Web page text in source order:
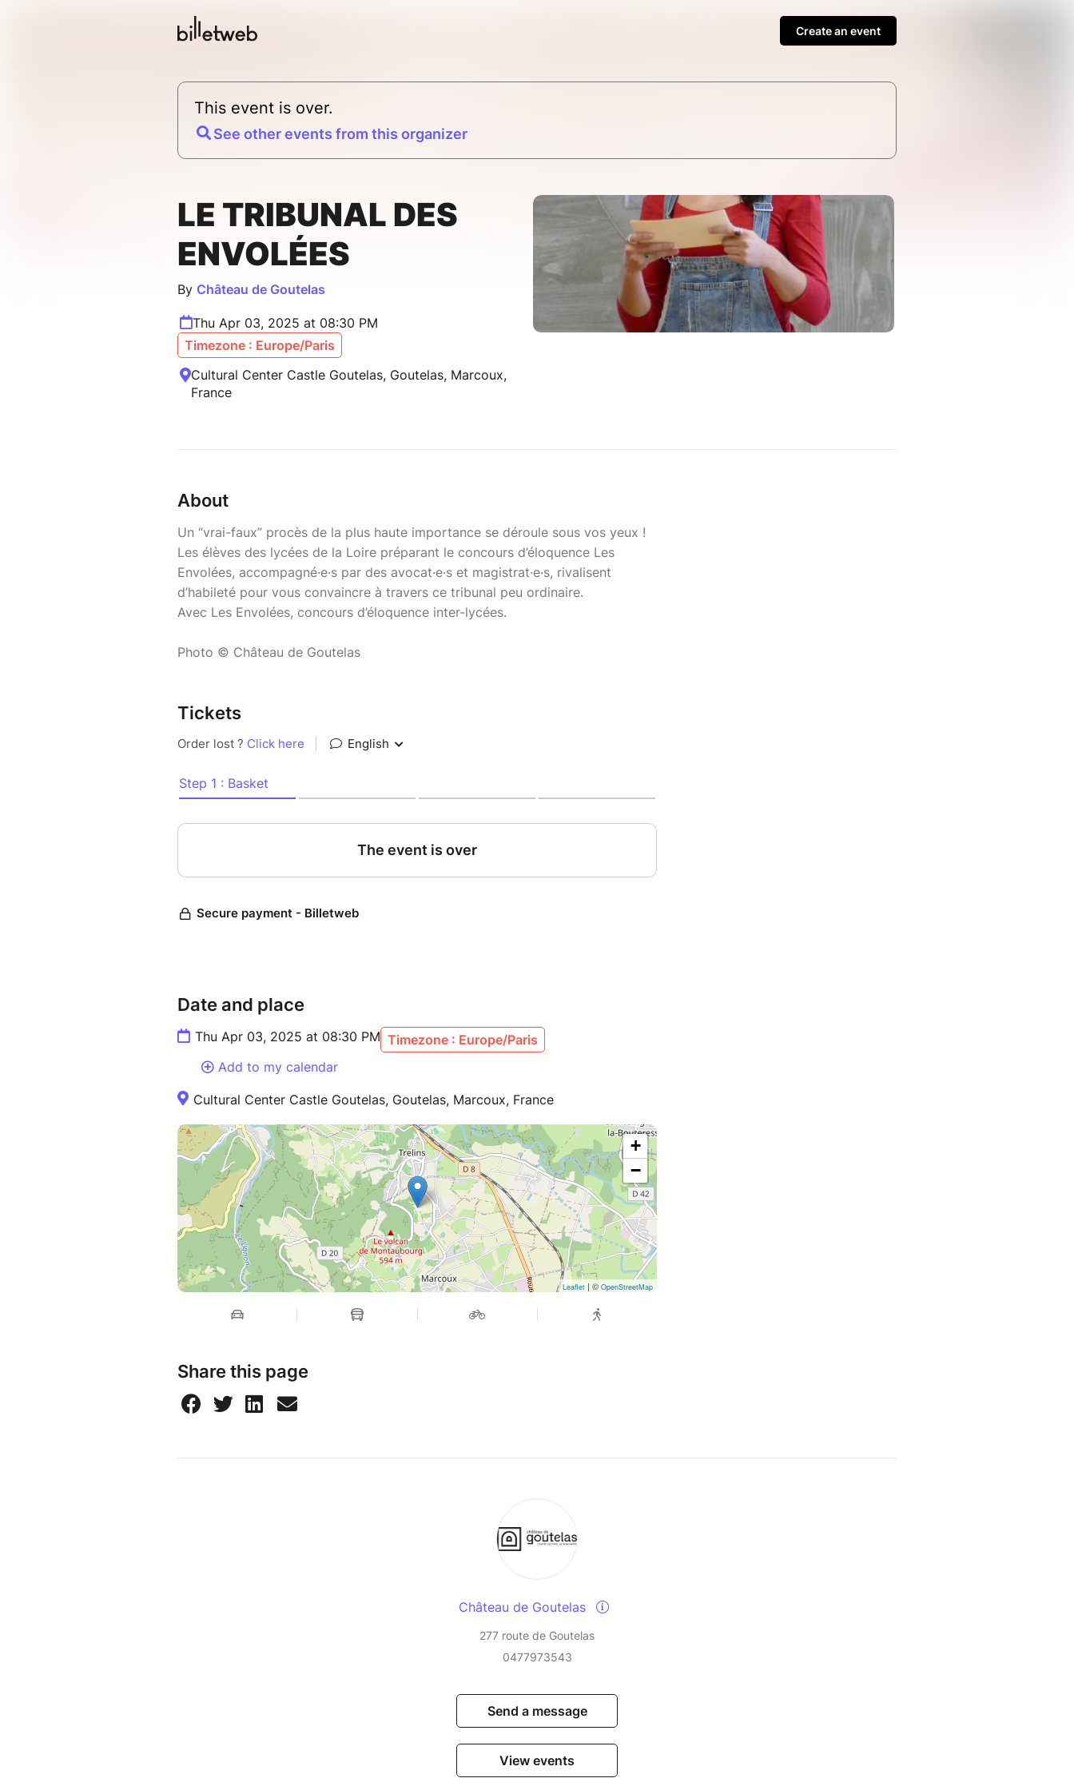
Create an event
This event is over.
See other events from this organizer
LE TRIBUNAL DES
ENVOLÉES
By Château de Goutelas
Thu Apr 03, 2025 at 08:30 PM
Timezone : Europe/Paris
Cultural Center Castle Goutelas, Goutelas, Marcoux,
France
About
Un “vrai-faux” procès de la plus haute importance se déroule sous vos yeux !
Les élèves des lycées de la Loire préparant le concours d’éloquence Les
Envolées, accompagné·e·s par des avocat·e·s et magistrat·e·s, rivalisent
d’habileté pour vous convaincre à travers ce tribunal peu ordinaire.
Avec Les Envolées, concours d’éloquence inter-lycées.
Photo © Château de Goutelas
Tickets
Date and place
Thu Apr 03, 2025 at 08:30 PM Timezone : Europe/Paris
Add to my calendar
Cultural Center Castle Goutelas, Goutelas, Marcoux, France
+
−
Leaflet | © OpenStreetMap
Share this page
Château de Goutelas
277 route de Goutelas
0477973543
Send a message
View events